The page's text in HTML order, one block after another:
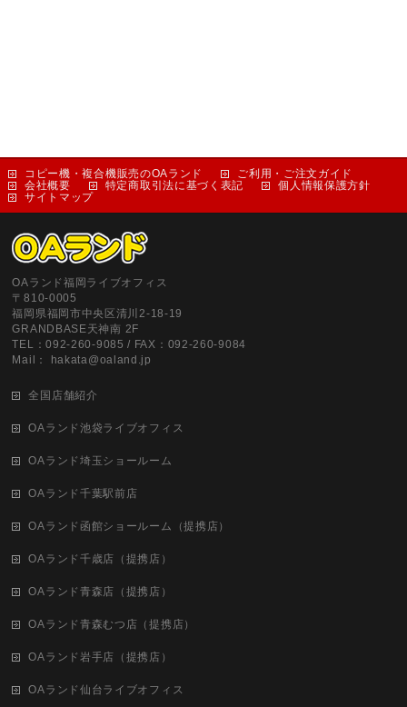
コピー機・複合機販売のOAランド
ご利用・ご注文ガイド
会社概要
特定商取引法に基づく表記
個人情報保護方針
サイトマップ
OAランド福岡ライブオフィス
〒810-0005
福岡県福岡市中央区清川2-18-19
GRANDBASE天神南 2F
TEL：092-260-9085 / FAX：092-260-9084
Mail： hakata@oaland.jp
全国店舗紹介
OAランド池袋ライブオフィス
OAランド埼玉ショールーム
OAランド千葉駅前店
OAランド函館ショールーム（提携店）
OAランド千歳店（提携店）
OAランド青森店（提携店）
OAランド青森むつ店（提携店）
OAランド岩手店（提携店）
OAランド仙台ライブオフィス